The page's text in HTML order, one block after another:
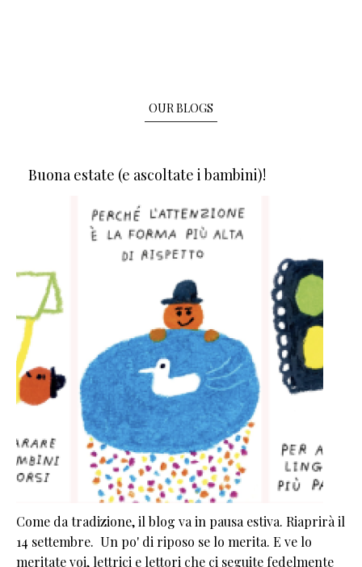
OUR BLOGS
Buona estate (e ascoltate i bambini)!
Come da tradizione, il blog va in pausa estiva. Riaprirà il
14 settembre. Un po' di riposo se lo merita. E ve lo
meritate voi, lettrici e lettori che ci seguite fedelmente